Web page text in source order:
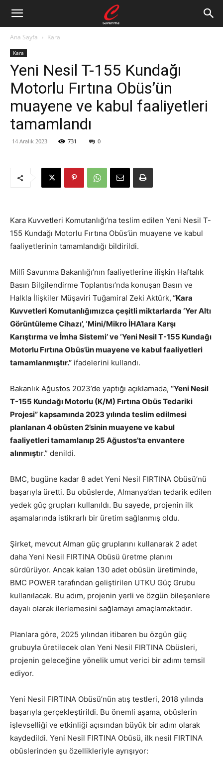
Ana Sayfa Kara
Kara
Yeni Nesil T-155 Kundağı
Motorlu Fırtına Obüs’ün
muayene ve kabul faaliyetleri
tamamlandı
14 Aralık 2023 731 0
Kara Kuvvetleri Komutanlığı’na teslim edilen Yeni Nesil T-
155 Kundağı Motorlu Fırtına Obüs’ün muayene ve kabul
faaliyetlerinin tamamlandığı bildirildi.
Millî Savunma Bakanlığı’nın faaliyetlerine ilişkin Haftalık
Basın Bilgilendirme Toplantısı’nda konuşan Basın ve
Halkla İlişkiler Müşaviri Tuğamiral Zeki Aktürk, “Kara
Kuvvetleri Komutanlığımızca çeşitli miktarlarda ‘Yer Altı
Görüntüleme Cihazı’, ‘Mini/Mikro İHA’lara Karşı
Karıştırma ve İmha Sistemi’ ve ‘Yeni Nesil T-155 Kundağı
Motorlu Fırtına Obüs’ün muayene ve kabul faaliyetleri
tamamlanmıştır.” ifadelerini kullandı.
Bakanlık Ağustos 2023’de yaptığı açıklamada, “Yeni Nesil
T-155 Kundağı Motorlu (K/M) Fırtına Obüs Tedariki
Projesi” kapsamında 2023 yılında teslim edilmesi
planlanan 4 obüsten 2’sinin muayene ve kabul
faaliyetleri tamamlanıp 25 Ağustos’ta envantere
alınmıştır.” denildi.
BMC, bugüne kadar 8 adet Yeni Nesil FIRTINA Obüsü’nü
başarıyla üretti. Bu obüslerde, Almanya’dan tedarik edilen
yedek güç grupları kullanıldı. Bu sayede, projenin ilk
aşamalarında istikrarlı bir üretim sağlanmış oldu.
Şirket, mevcut Alman güç gruplarını kullanarak 2 adet
daha Yeni Nesil FIRTINA Obüsü üretme planını
sürdürüyor. Ancak kalan 130 adet obüsün üretiminde,
BMC POWER tarafından geliştirilen UTKU Güç Grubu
kullanılacak. Bu adım, projenin yerli ve özgün bileşenlere
dayalı olarak ilerlemesini sağlamayı amaçlamaktadır.
Planlara göre, 2025 yılından itibaren bu özgün güç
grubuyla üretilecek olan Yeni Nesil FIRTINA Obüsleri,
projenin geleceğine yönelik umut verici bir adımı temsil
ediyor.
Yeni Nesil FIRTINA Obüsü’nün atış testleri, 2018 yılında
başarıyla gerçekleştirildi. Bu önemli aşama, obüslerin
işlevselliği ve etkinliği açısından büyük bir adım olarak
kaydedildi. Yeni Nesil FIRTINA Obüsü, ilk nesil FIRTINA
obüslerinden şu özellikleriyle ayrışıyor: